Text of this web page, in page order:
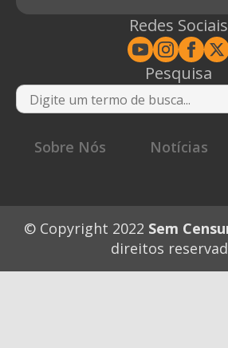
Redes Sociais
Pesquisa
Sobre Nós
Notícias
© Copyright 2022 Sem
direitos